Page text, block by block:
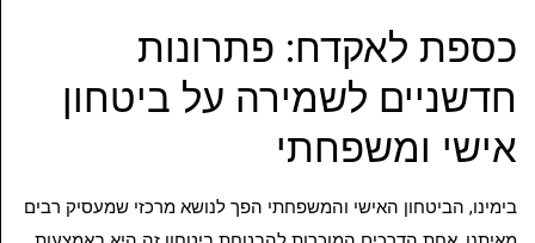
כספת לאקדח: פתרונות
חדשניים לשמירה על ביטחון
אישי ומשפחתי
בימינו, הביטחון האישי והמשפחתי הפך לנושא מרכזי שמעסיק רבים